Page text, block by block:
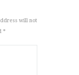
will not
*